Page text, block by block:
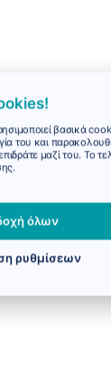
βασικά
του και
μαζί του. Το
όλων
ρυθμίσεων